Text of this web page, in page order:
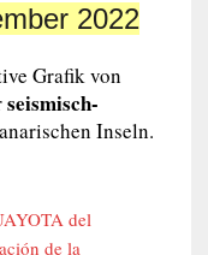
2022
Grafik von
seismisch-
Inseln.
del
de la